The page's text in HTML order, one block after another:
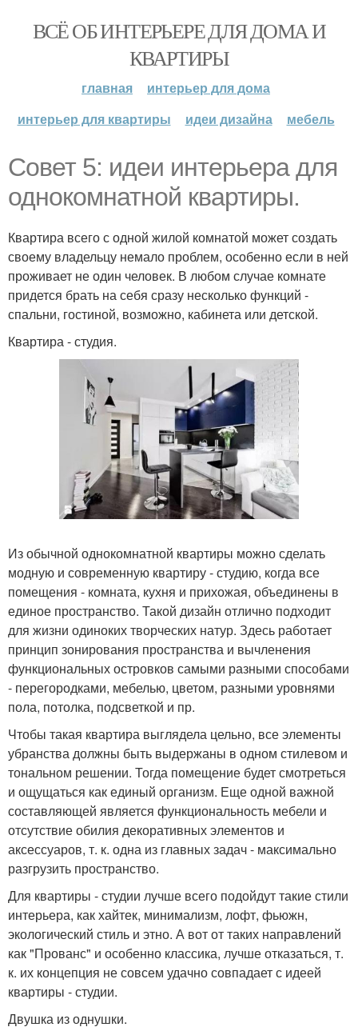
ВСЁ ОБ ИНТЕРЬЕРЕ ДЛЯ ДОМА И
КВАРТИРЫ
главная
интерьер для дома
интерьер для квартиры
идеи дизайна мебель
Совет 5: идеи интерьера для
однокомнатной квартиры.
Квартира всего с одной жилой комнатой может создать
своему владельцу немало проблем, особенно если в ней
проживает не один человек. В любом случае комнате
придется брать на себя сразу несколько функций -
спальни, гостиной, возможно, кабинета или детской.
Квартира - студия.
Из обычной однокомнатной квартиры можно сделать
модную и современную квартиру - студию, когда все
помещения - комната, кухня и прихожая, объединены в
единое пространство. Такой дизайн отлично подходит
для жизни одиноких творческих натур. Здесь работает
принцип зонирования пространства и вычленения
функциональных островков самыми разными способами
- перегородками, мебелью, цветом, разными уровнями
пола, потолка, подсветкой и пр.
Чтобы такая квартира выглядела цельно, все элементы
убранства должны быть выдержаны в одном стилевом и
тональном решении. Тогда помещение будет смотреться
и ощущаться как единый организм. Еще одной важной
составляющей является функциональность мебели и
отсутствие обилия декоративных элементов и
аксессуаров, т. к. одна из главных задач - максимально
разгрузить пространство.
Для квартиры - студии лучше всего подойдут такие стили
интерьера, как хайтек, минимализм, лофт, фьюжн,
экологический стиль и этно. А вот от таких направлений
как "Прованс" и особенно классика, лучше отказаться, т.
к. их концепция не совсем удачно совпадает с идеей
квартиры - студии.
Двушка из однушки.